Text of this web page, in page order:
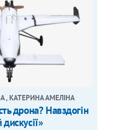
, КАТЕРИНА АМЕЛІНА
дрона? Навздогін